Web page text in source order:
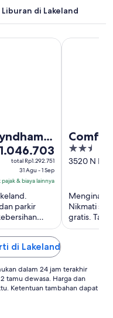
Liburan di Lakeland
total Rp1.292.751
31 Agu - 1 Sep
& biaya lainnya
parkir
North
2.5
out
3520 N
Nikmati
gratis.
Objek
Comfort
di Lakeland
dalam 24 jam terakhir
tamu dewasa. Harga dan
Ketentuan tambahan dapat